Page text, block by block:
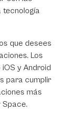
tecnología
que desees
Los
y Android
para cumplir
más
Space.